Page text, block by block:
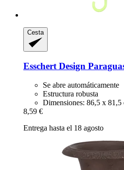
Cesta
Esschert Design
Se abre automáticamente
Estructura robusta
Dimensiones: 86,5 x 81,5
8,59 €
Entrega hasta el 18 agosto